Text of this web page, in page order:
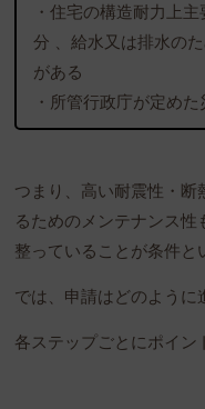
・住宅の構造耐力上
分 、給水又は排水の
がある
・所管行政庁が定め
つまり、高い耐震性・断
るためのメンテナンス
整っていることが条件と
では、申請はどのように
各ステップごとにポイン